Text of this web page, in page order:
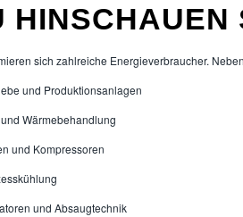
HINSCHAUEN
sich zahlreiche Energieverbraucher.
und Produktionsanlagen
Wärmebehandlung
und Kompressoren
und Absaugtechnik